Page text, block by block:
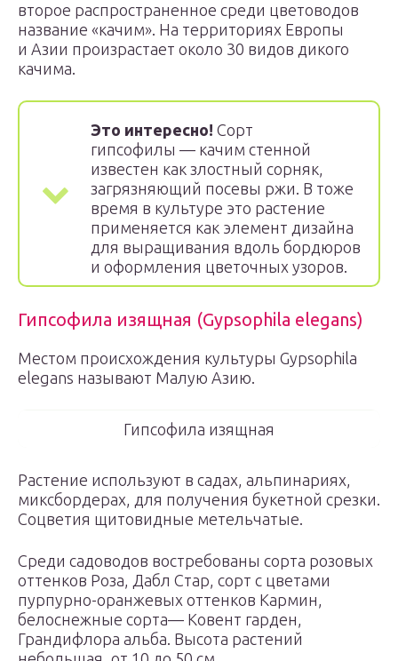
второе распространенное среди цветоводов
название «качим». На территориях Европы
и Азии произрастает около 30 видов дикого
качима.
Это интересно! Сорт
гипсофилы — качим стенной
известен как злостный сорняк,
загрязняющий посевы ржи. В тоже
время в культуре это растение
применяется как элемент дизайна
для выращивания вдоль бордюров
и оформления цветочных узоров.
Гипсофила изящная (Gypsophila elegans)
Местом происхождения культуры Gypsophila
elegans называют Малую Азию.
Гипсофила изящная
Растение используют в садах, альпинариях,
миксбордерах, для получения букетной срезки.
Соцветия щитовидные метельчатые.
Среди садоводов востребованы сорта розовых
оттенков Роза, Дабл Стар, сорт с цветами
пурпурно-оранжевых оттенков Кармин,
белоснежные сорта— Ковент гарден,
Грандифлора альба. Высота растений